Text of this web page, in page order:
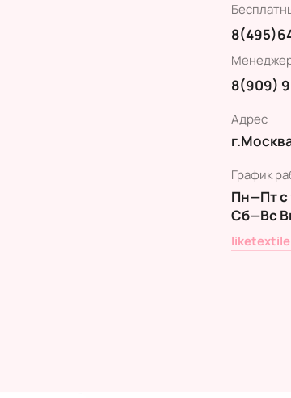
8(909)
Адрес
График
Пн—Пт с
Сб—Вс